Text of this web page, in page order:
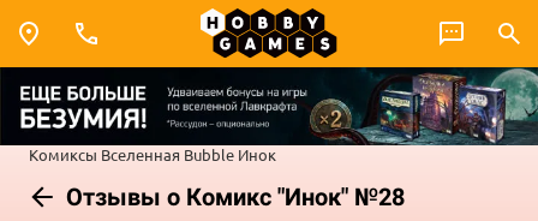
Комиксы Вселенная Bubble Инок
Отзывы о Комикс "Инок" №28